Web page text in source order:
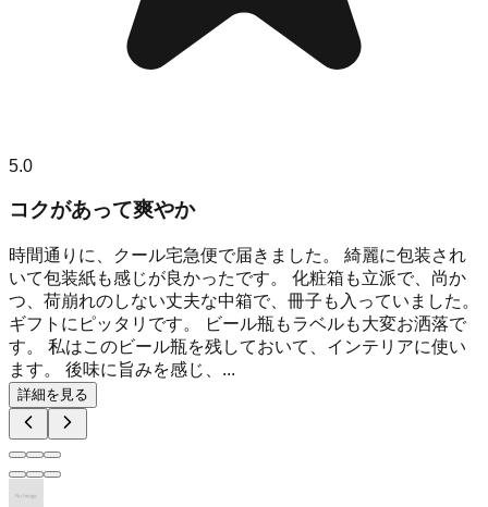
5.0
コクがあって爽やか
時間通りに、クール宅急便で届きました。 綺麗に包装され
いて包装紙も感じが良かったです。 化粧箱も立派で、尚か
つ、荷崩れのしない丈夫な中箱で、冊子も入っていました。
ギフトにピッタリです。 ビール瓶もラベルも大変お洒落で
す。 私はこのビール瓶を残しておいて、インテリアに使い
ます。 後味に旨みを感じ、...
詳細を見る